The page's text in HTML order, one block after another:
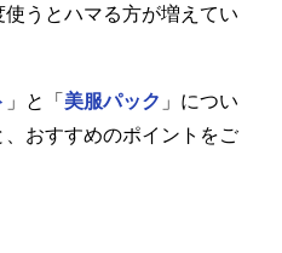
使うとハマる方が増えてい
」と「 美服パック 」につい
おすすめのポイントをご